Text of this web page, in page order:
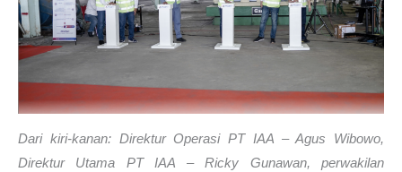
Dari kiri-kanan: Direktur Operasi PT IAA – Agus Wibowo,
Direktur Utama PT IAA – Ricky Gunawan, perwakilan